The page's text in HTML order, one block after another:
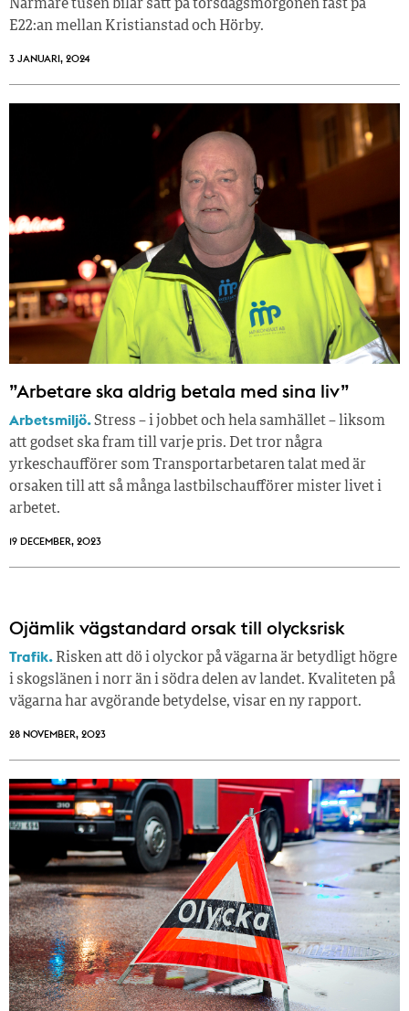
Närmare tusen bilar satt på torsdagsmorgonen fast på
E22:an mellan Kristianstad och Hörby.
3 JANUARI, 2024
”Arbetare ska aldrig betala med sina liv”
Arbetsmiljö.Stress – i jobbet och hela samhället – liksom
att godset ska fram till varje pris. Det tror några
yrkeschaufförer som Transportarbetaren talat med är
orsaken till att så många lastbilschaufförer mister livet i
arbetet.
19 DECEMBER, 2023
Ojämlik vägstandard orsak till olycksrisk
Trafik. Risken att dö i olyckor på vägarna är betydligt högre
i skogslänen i norr än i södra delen av landet. Kvaliteten på
vägarna har avgörande betydelse, visar en ny rapport.
28 NOVEMBER, 2023